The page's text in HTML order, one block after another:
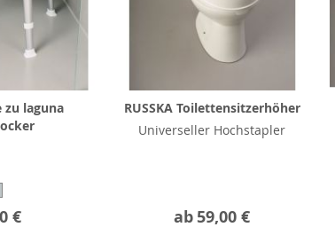
zu laguna
€
RUSSKA Toilettensitzerhöher
Universeller Hochstapler
ab 59,00 €